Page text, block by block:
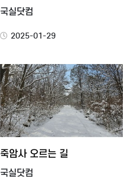
국실닷컴
2025-01-29
죽암사 오르는 길
국실닷컴